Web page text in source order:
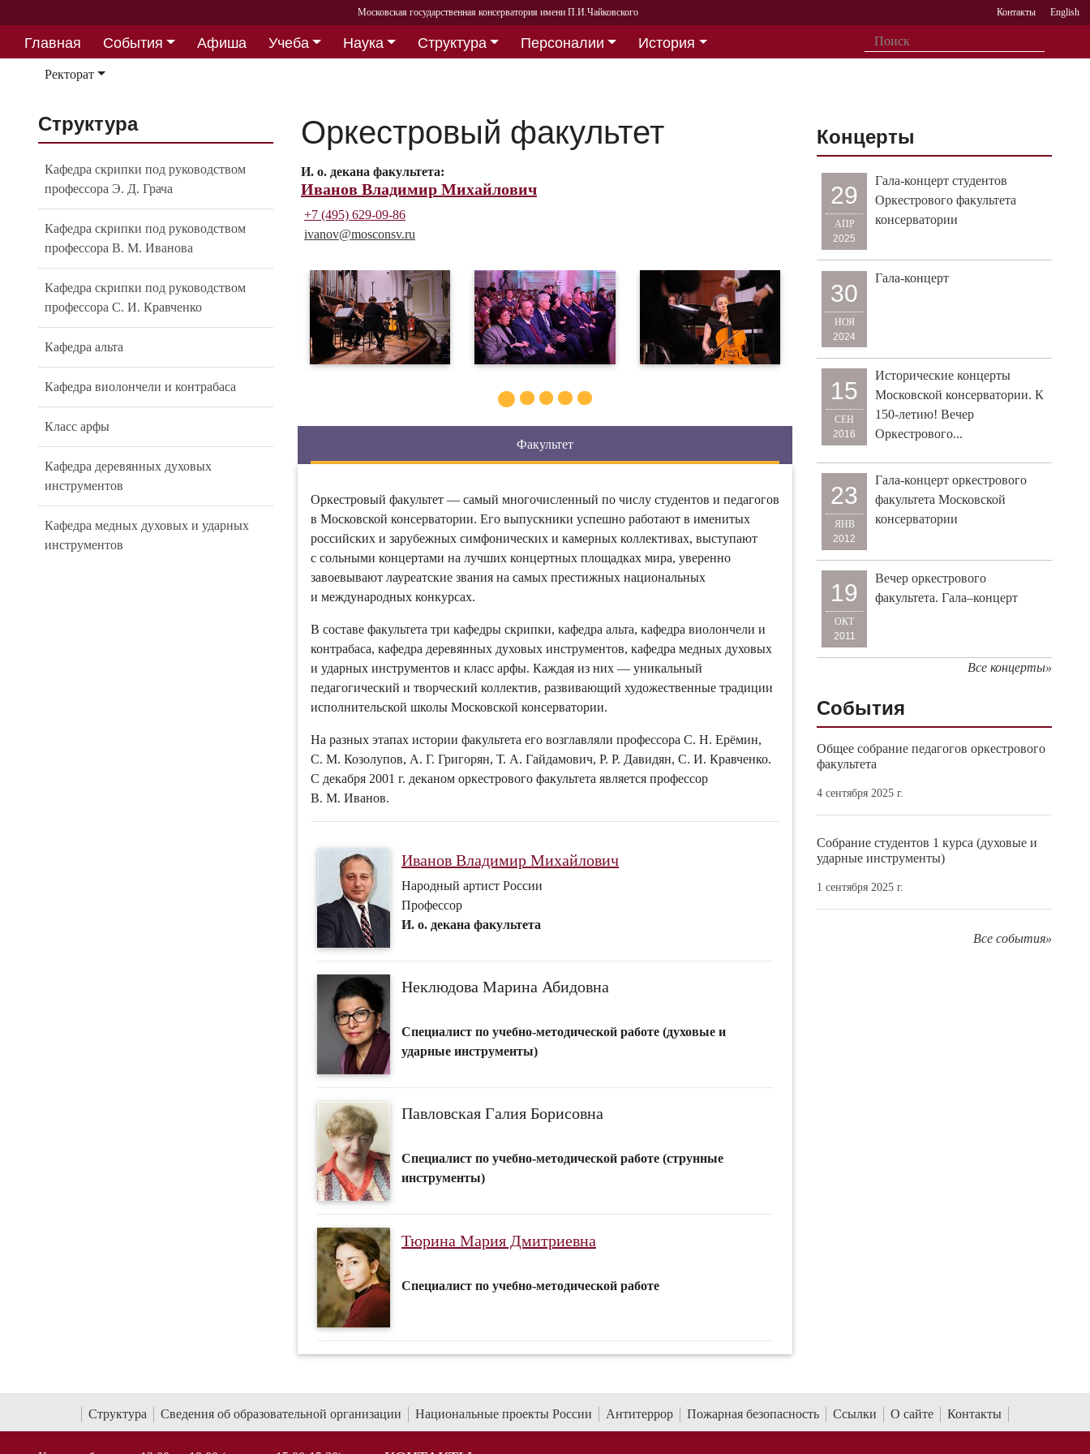
Московская государственная консерватория имени П.И.Чайковского Контакты English
Главная События Афиша Учеба Наука Структура Персоналии
История
Партнерство
Ректорат
Структура
Кафедра скрипки под руководством
профессора Э. Д. Грача
Кафедра скрипки под руководством
профессора В. М. Иванова
Кафедра скрипки под руководством
профессора С. И. Кравченко
Кафедра альта
Кафедра виолончели и контрабаса
Класс арфы
Кафедра деревянных духовых
инструментов
Кафедра медных духовых и ударных
инструментов
Оркестровый факультет
И. о. декана факультета:
Иванов Владимир Михайлович
+7 (495) 629-09-86
ivanov@mosconsv.ru
Факультет
Оркестровый факультет — самый многочисленный по числу студентов и педагогов
в Московской консерватории. Его выпускники успешно работают в именитых
российских и зарубежных симфонических и камерных коллективах, выступают
с сольными концертами на лучших концертных площадках мира, уверенно
завоевывают лауреатские звания на самых престижных национальных
и международных конкурсах.
В составе факультета три кафедры скрипки, кафедра альта, кафедра виолончели и
контрабаса, кафедра деревянных духовых инструментов, кафедра медных духовых
и ударных инструментов и класс арфы. Каждая из них — уникальный
педагогический и творческий коллектив, развивающий художественные традиции
исполнительской школы Московской консерватории.
На разных этапах истории факультета его возглавляли профессора С. Н. Ерёмин,
С. М. Козолупов, А. Г. Григорян, Т. А. Гайдамович, Р. Р. Давидян, С. И. Кравченко.
С декабря 2001 г. деканом оркестрового факультета является профессор
В. М. Иванов.
Иванов Владимир Михайлович
Народный артист России
Профессор
И. о. декана факультета
Неклюдова Марина Абидовна
Специалист по учебно-методической работе (духовые и
ударные инструменты)
Павловская Галия Борисовна
Специалист по учебно-методической работе (струнные
инструменты)
Тюрина Мария Дмитриевна
Специалист по учебно-методической работе
Концерты
29
АПР
2025
Гала-концерт студентов
Оркестрового факультета
консерватории
30
НОЯ
2024
Гала-концерт
15
СЕН
2016
Исторические концерты
Московской консерватории. К
150-летию! Вечер
Оркестрового...
23
ЯНВ
2012
Гала-концерт оркестрового
факультета Московской
консерватории
19
ОКТ
2011
Вечер оркестрового
факультета. Гала–концерт
Все концерты»
События
Общее собрание педагогов оркестрового
факультета
4 сентября 2025 г.
Собрание студентов 1 курса (духовые и
ударные инструменты)
1 сентября 2025 г.
Все события»
Структура Сведения об образовательной организации Национальные проекты России Антитеррор Пожарная безопасность Ссылки О сайте Контакты